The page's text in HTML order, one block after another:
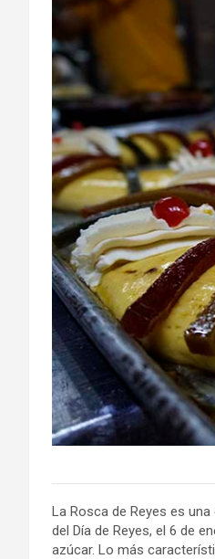
La Rosca de Reyes es
del Día de Reyes, el 6 de
azúcar. Lo más